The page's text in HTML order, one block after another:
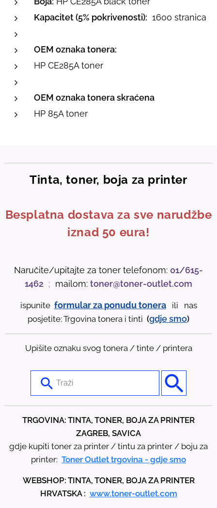
Kapacitet (5% pokrivenosti): 1600 stranica
OEM oznaka tonera:
HP CE285A toner
OEM oznaka tonera skraćena
HP 85A toner
Tinta, toner, boja za printer
Besplatna dostava za sve narudžbe
iznad 50 eura!
Naručite/upitajte za toner telefonom: 01/615-
1462 ; mailom: toner@toner-outlet.com
ispunite formular za ponudu tonera
ili nas
posjetite: Trgovina tonera i tinti (gdjesmo)
Upišite oznaku svog tonera / tinte / printera
t
a
TRGOVINA: TINTA, TONER, BOJA ZA PRINTER
ZAGREB, SAVICA
gdje kupiti toner za printer / tintu za printer / boju za
printer: Toner Outlet trgovina - gdje smo
WEBSHOP: TINTA, TONER, BOJA ZA PRINTER
HRVATSKA : www.toner-outlet.com